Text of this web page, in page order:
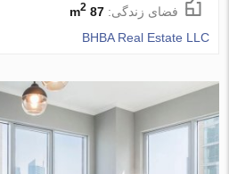
فضای زندگی:87 m
2
BHBA Real Estate LLC